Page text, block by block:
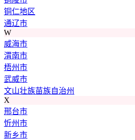
铜仁地区
通辽市
W
威海市
渭南市
梧州市
武威市
文山壮族苗族自治州
X
邢台市
忻州市
新乡市